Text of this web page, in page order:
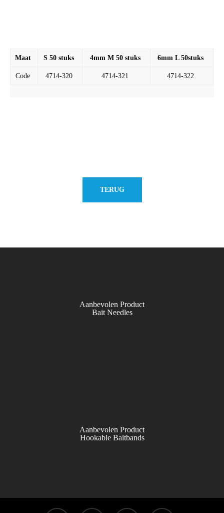
Maat S 50 stuks 4mm M 50 stuks 6mm L 50stuks
Code 4714-320 4714-321 4714-322
TERUG
Aanbevolen Product
Bait Needles
Aanbevolen Product
Hookable Baitbands